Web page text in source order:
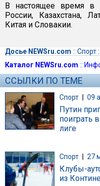
В настоящее время
России, Казахстана,
Китая и Словакии.
Досье NEWSru.com :: Спорт::
Каталог NEWSru.com ::
ССЫЛКИ ПО ТЕМЕ
Спорт | 09
Путин
поиграть
лиге
Спорт 27
Клубы-
из